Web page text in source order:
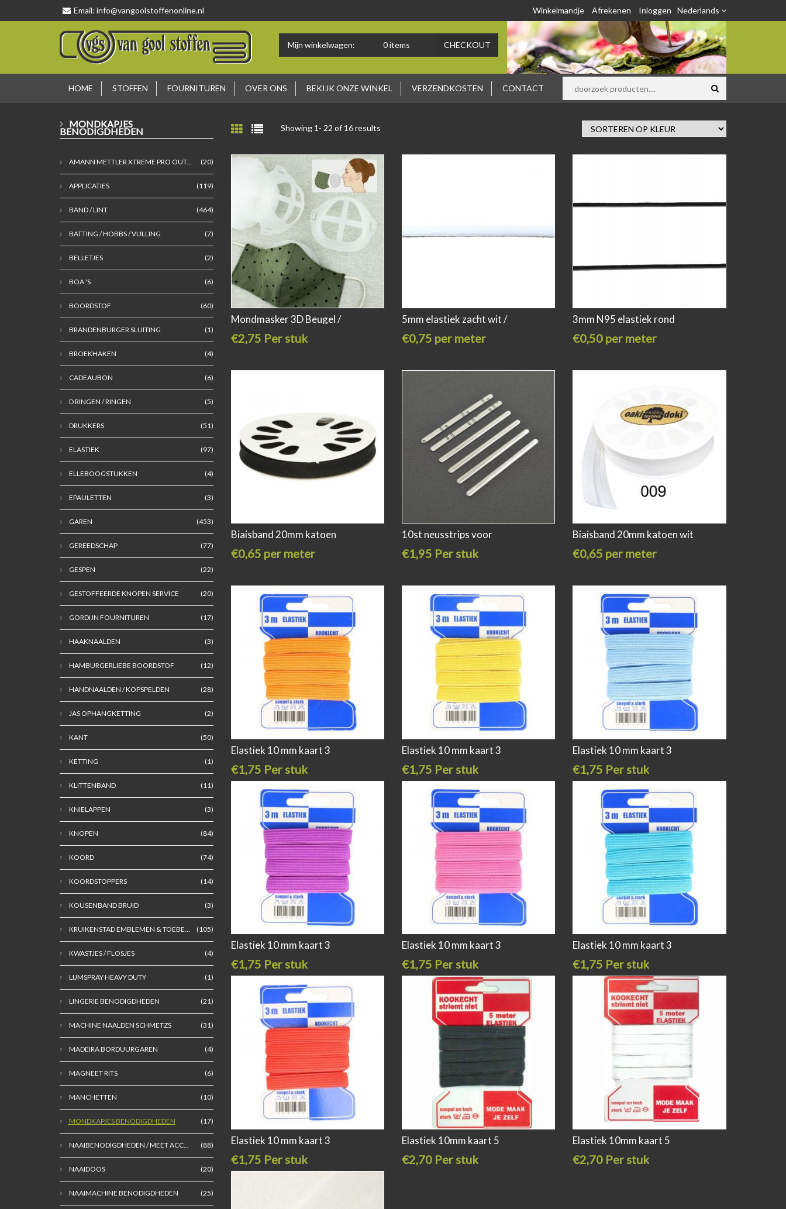
Email: info@vangoolstoffenonline.nl Nederlands
Winkelmandje Afrekenen Inloggen
Mijn winkelwagen: 0items CHECKOUT
HOME STOFFEN FOURNITUREN OVER ONS BEKIJK ONZE WINKEL VERZENDKOSTEN CONTACT
MONDKAPJES
BENODIGDHEDEN
AMANN METTLER XTREME PRO OUT... (20)
APPLICATIES (119)
BAND / LINT (464)
BATTING / HOBBS / VULLING (7)
BELLETJES (2)
BOA 'S (6)
BOORDSTOF (60)
BRANDENBURGER SLUITING (1)
BROEKHAKEN (4)
CADEAUBON (6)
D RINGEN / RINGEN (5)
DRUKKERS (51)
ELASTIEK (97)
ELLEBOOGSTUKKEN (4)
EPAULETTEN (3)
GAREN (453)
GEREEDSCHAP (77)
GESPEN (22)
GESTOFFEERDE KNOPEN SERVICE (20)
GORDIJN FOURNITUREN (17)
HAAKNAALDEN (3)
HAMBURGERLIEBE BOORDSTOF (12)
HANDNAALDEN / KOPSPELDEN (28)
JAS OPHANGKETTING (2)
KANT (50)
KETTING (1)
KLITTENBAND (11)
KNIELAPPEN (3)
KNOPEN (84)
KOORD (74)
KOORDSTOPPERS (14)
KOUSENBAND BRUID (3)
KRUIKENSTAD EMBLEMEN & TOEBE... (105)
KWASTJES / FLOSJES (4)
LIJMSPRAY HEAVY DUTY (1)
LINGERIE BENODIGDHEDEN (21)
MACHINE NAALDEN SCHMETZS (31)
MADEIRA BORDUURGAREN (4)
MAGNEET RITS (6)
MANCHETTEN (10)
MONDKAPJES BENODIGDHEDEN (17)
NAAIBENODIGDHEDEN / MEET ACC... (88)
NAAIDOOS (20)
NAAIMACHINE BENODIGDHEDEN (25)
Showing 1- 22 of 16 results
Mondmasker 3D Beugel /
€2,75 Per stuk
5mm elastiek zacht wit /
€0,75 per meter
3mm N95 elastiek rond
€0,50 per meter
Biaisband 20mm katoen
€0,65 per meter
10st neusstrips voor
€1,95 Per stuk
Biaisband 20mm katoen wit
€0,65 per meter
Elastiek 10 mm kaart 3
€1,75 Per stuk
Elastiek 10 mm kaart 3
€1,75 Per stuk
Elastiek 10 mm kaart 3
€1,75 Per stuk
Elastiek 10 mm kaart 3
€1,75 Per stuk
Elastiek 10 mm kaart 3
€1,75 Per stuk
Elastiek 10 mm kaart 3
€1,75 Per stuk
Elastiek 10 mm kaart 3
€1,75 Per stuk
Elastiek 10mm kaart 5
€2,70 Per stuk
Elastiek 10mm kaart 5
€2,70 Per stuk